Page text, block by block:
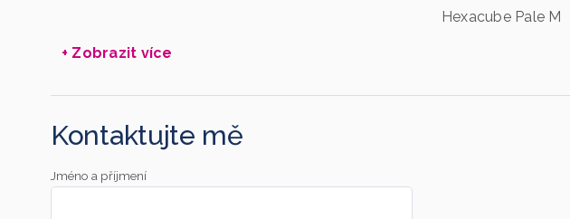
Hexacube Pale M
+ Zobrazit více
Kontaktujte mě
Jméno a příjmení